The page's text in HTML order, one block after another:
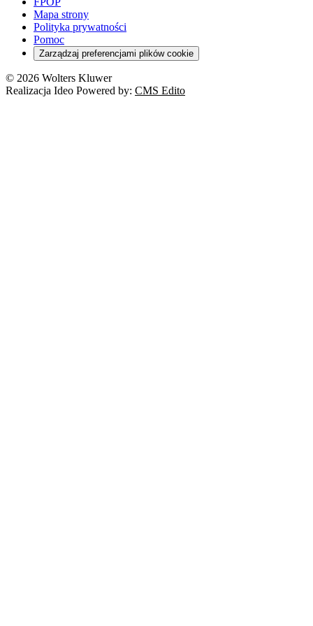
Kredyty
Cło
Deregulacja
Cyberbezpieczeństwo
Franczyza
Prawo autorskie
Turystyka
Orzeczenia
RODO
Mapa strony
Polityka prywatności
Pomoc
Zarządzaj preferencjami plików cookie
© 2026 Wolters Kluwer
Realizacja Ideo Powered by: CMS Edito